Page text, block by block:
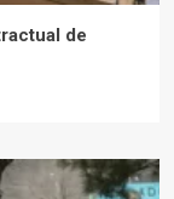
de